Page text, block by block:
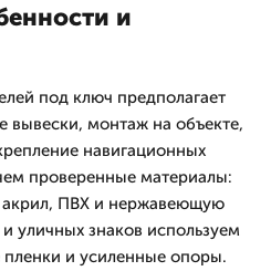
и
под ключ предполагает
вывески, монтаж на объекте,
навигационных
проверенные материалы:
ПВХ и нержавеющую
уличных знаков используем
и усиленные опоры.